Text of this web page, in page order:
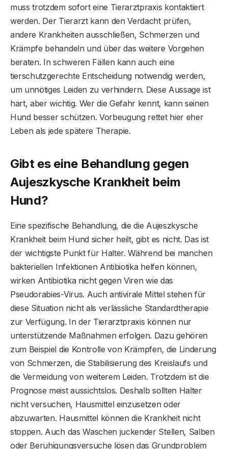
muss trotzdem sofort eine Tierarztpraxis kontaktiert
werden. Der Tierarzt kann den Verdacht prüfen,
andere Krankheiten ausschließen, Schmerzen und
Krämpfe behandeln und über das weitere Vorgehen
beraten. In schweren Fällen kann auch eine
tierschutzgerechte Entscheidung notwendig werden,
um unnötiges Leiden zu verhindern. Diese Aussage ist
hart, aber wichtig. Wer die Gefahr kennt, kann seinen
Hund besser schützen. Vorbeugung rettet hier eher
Leben als jede spätere Therapie.
Gibt es eine Behandlung gegen
Aujeszkysche Krankheit beim
Hund?
Eine spezifische Behandlung, die die Aujeszkysche
Krankheit beim Hund sicher heilt, gibt es nicht. Das ist
der wichtigste Punkt für Halter. Während bei manchen
bakteriellen Infektionen Antibiotika helfen können,
wirken Antibiotika nicht gegen Viren wie das
Pseudorabies-Virus. Auch antivirale Mittel stehen für
diese Situation nicht als verlässliche Standardtherapie
zur Verfügung. In der Tierarztpraxis können nur
unterstützende Maßnahmen erfolgen. Dazu gehören
zum Beispiel die Kontrolle von Krämpfen, die Linderung
von Schmerzen, die Stabilisierung des Kreislaufs und
die Vermeidung von weiterem Leiden. Trotzdem ist die
Prognose meist aussichtslos. Deshalb sollten Halter
nicht versuchen, Hausmittel einzusetzen oder
abzuwarten. Hausmittel können die Krankheit nicht
stoppen. Auch das Waschen juckender Stellen, Salben
oder Beruhigungsversuche lösen das Grundproblem